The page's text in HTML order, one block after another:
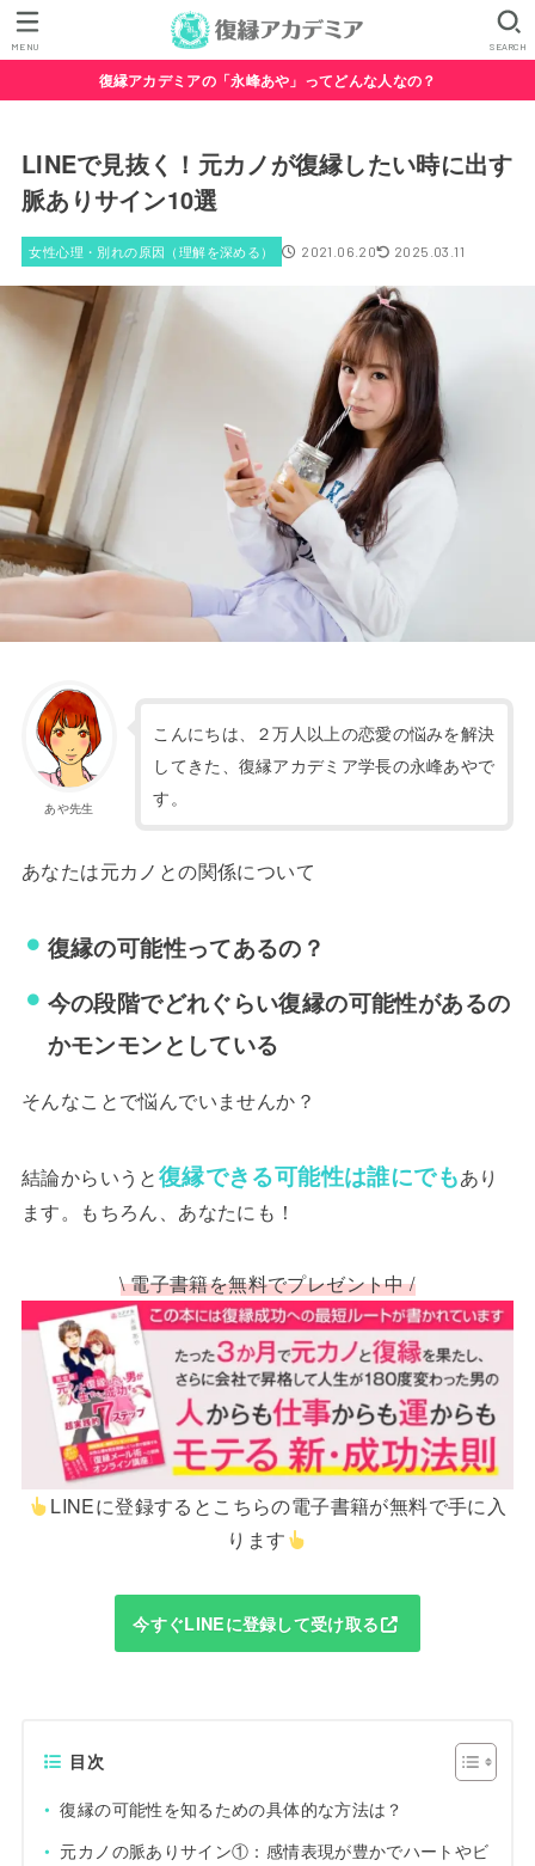
SEARCH
MENU
復縁アカデミアの「永峰あや」ってどんな人なの？
LINEで見抜く！元カノが復縁したい時に出す
脈ありサイン10選
女性心理・別れの原因（理解を深める） 2021.06.20 2025.03.11
あや先生
こんにちは、２万人以上の恋愛の悩みを解決
してきた、復縁アカデミア学長の永峰あやで
す。
あなたは元カノとの関係について
復縁の可能性ってあるの？
今の段階でどれぐらい復縁の可能性があるの
かモンモンとしている
そんなことで悩んでいませんか？
結論からいうと復縁できる可能性は誰にでもあり
ます。もちろん、あなたにも！
\ 電子書籍を無料でプレゼント中 /
LINEに登録するとこちらの電子書籍が無料で手に入
ります
今すぐLINEに登録して受け取る
目次
復縁の可能性を知るための具体的な方法は？
元カノの脈ありサイン①：感情表現が豊かでハートやビ